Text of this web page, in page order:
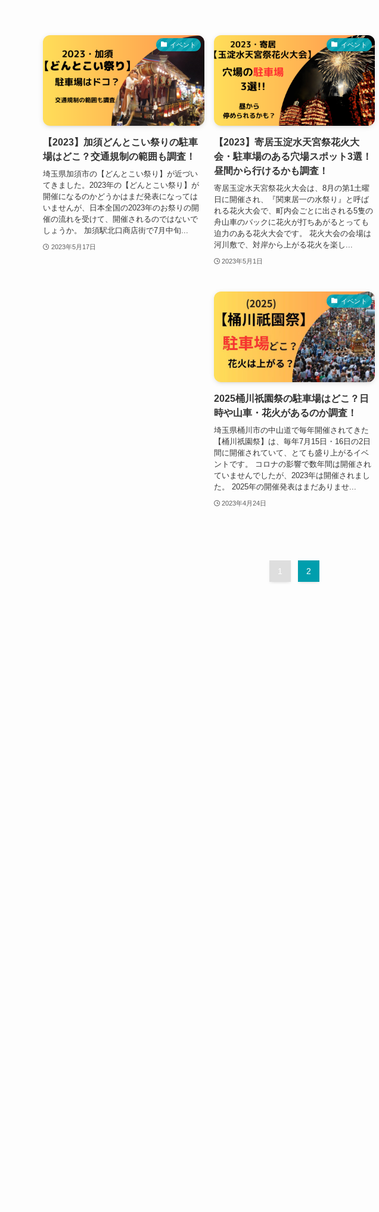
イベント
【2023】加須どんとこい祭りの駐車
場はどこ？交通規制の範囲も調査！
埼玉県加須市の【どんとこい祭り】が近づい
てきました。2023年の【どんとこい祭り】が
開催になるのかどうかはまだ発表になっては
いませんが、日本全国の2023年のお祭りの開
催の流れを受けて、開催されるのではないで
しょうか。 加須駅北口商店街で7月中旬...
2023年5月17日
イベント
【2023】寄居玉淀水天宮祭花火大
会・駐車場のある穴場スポット3選！
昼間から行けるかも調査！
寄居玉淀水天宮祭花火大会は、8月の第1土曜
日に開催され、『関東居一の水祭り』と呼ば
れる花火大会で、町内会ごとに出される5隻の
舟山車のバックに花火が打ちあがるとっても
迫力のある花火大会です。 花火大会の会場は
河川敷で、対岸から上がる花火を楽し...
2023年5月1日
イベント
2025桶川祇園祭の駐車場はどこ？日
時や山車・花火があるのか調査！
埼玉県桶川市の中山道で毎年開催されてきた
【桶川祇園祭】は、毎年7月15日・16日の2日
間に開催されていて、とても盛り上がるイベ
ントです。 コロナの影響で数年間は開催され
ていませんでしたが、2023年は開催されまし
た。 2025年の開催発表はまだありませ...
2023年4月24日
1 2